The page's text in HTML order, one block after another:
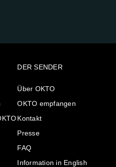
DER SENDER
Über OKTO
OKTO empfangen
Kontakt
Presse
FAQ
Information in English